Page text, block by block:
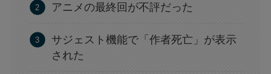
アニメの最終回が不評だった
サジェスト機能で「作者死亡」が表示
された